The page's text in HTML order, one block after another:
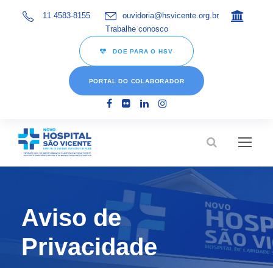
11 4583-8155
ouvidoria@hsvicente.org.br
Trabalhe conosco
DOE PARA O HSV
PORTAL DO COLABORADOR
Aviso de
Privacidade